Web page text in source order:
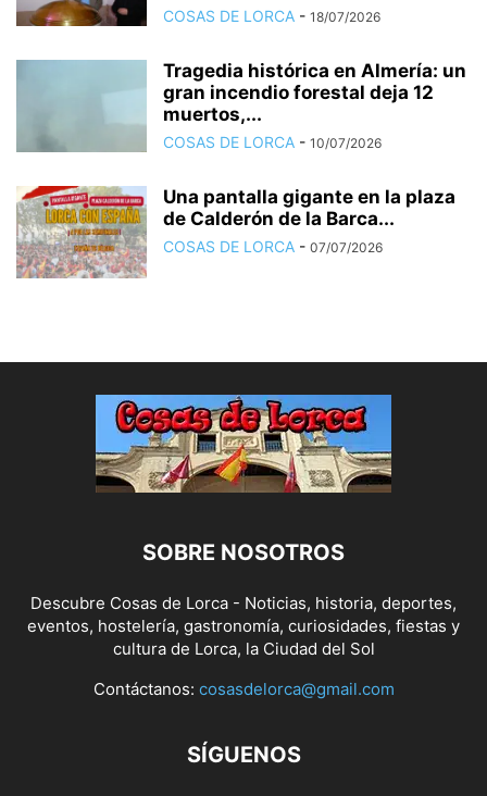
COSAS DE LORCA - 18/07/2026
Tragedia histórica en Almería: un
gran incendio forestal deja 12
muertos,...
COSAS DE LORCA - 10/07/2026
Una pantalla gigante en la plaza
de Calderón de la Barca...
COSAS DE LORCA - 07/07/2026
SOBRE NOSOTROS
Descubre Cosas de Lorca - Noticias, historia, deportes,
eventos, hostelería, gastronomía, curiosidades, fiestas y
cultura de Lorca, la Ciudad del Sol
Contáctanos: cosasdelorca@gmail.com
SÍGUENOS